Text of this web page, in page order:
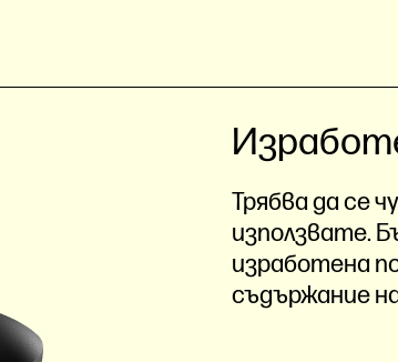
Трябва да се
използвате.
изработена
съдържание